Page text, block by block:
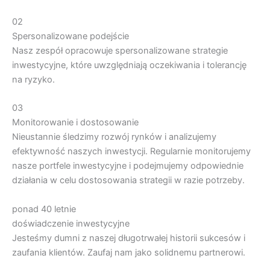
02
Spersonalizowane podejście
Nasz zespół opracowuje spersonalizowane strategie
inwestycyjne, które uwzględniają oczekiwania i tolerancję
na ryzyko.
03
Monitorowanie i dostosowanie
Nieustannie śledzimy rozwój rynków i analizujemy
efektywność naszych inwestycji. Regularnie monitorujemy
nasze portfele inwestycyjne i podejmujemy odpowiednie
działania w celu dostosowania strategii w razie potrzeby.
ponad 40 letnie
doświadczenie inwestycyjne
Jesteśmy dumni z naszej długotrwałej historii sukcesów i
zaufania klientów. Zaufaj nam jako solidnemu partnerowi.